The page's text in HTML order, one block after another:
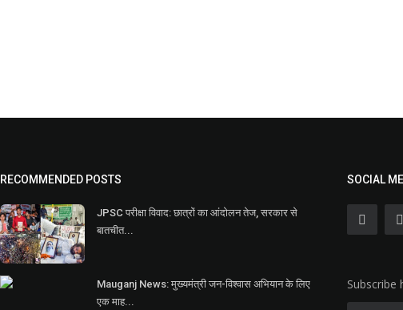
RECOMMENDED POSTS
JPSC परीक्षा विवाद: छात्रों का आंदोलन तेज, सरकार से
बातचीत...
Mauganj News: मुख्यमंत्री जन-विश्वास अभियान के लिए
एक माह...
SOCIAL
Subscribe